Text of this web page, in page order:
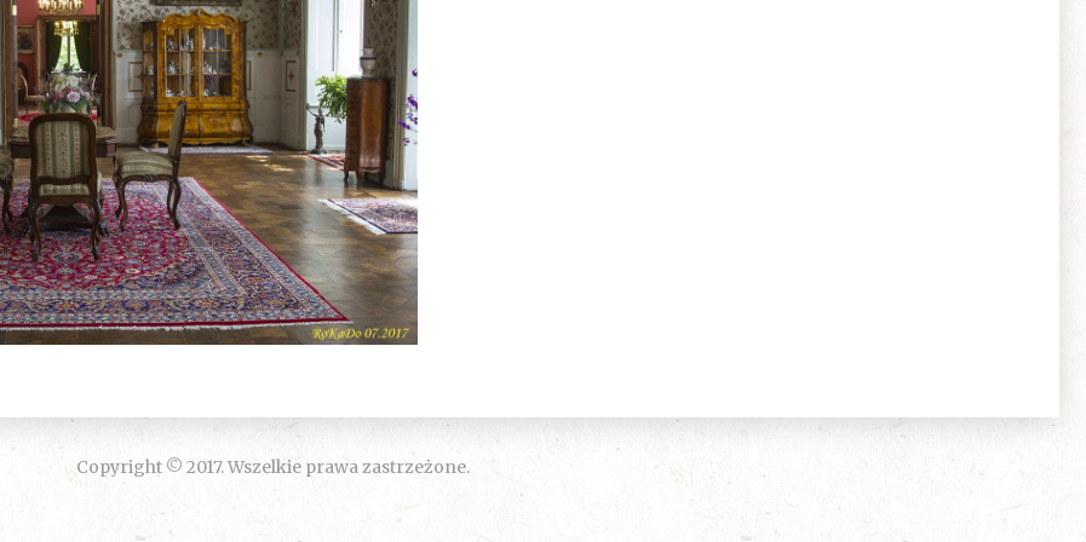
Copyright © 2017. Wszelkie prawa zastrzeżone.